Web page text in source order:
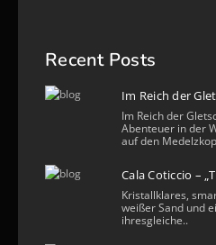
Recent Posts
Im Reich der
Im Reich der
Abenteuer in der
auf den
Cala Coticcio –
Kristallklares,
weißer Sand und
ihresgleiche..